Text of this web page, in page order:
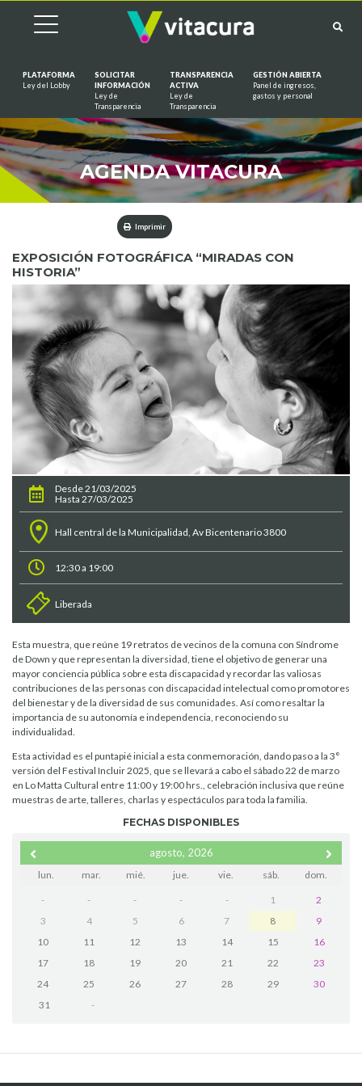
PLATAFORMA
Ley del Lobby
SOLICITAR
INFORMACIÓN
Ley de
Transparencia
TRANSPARENCIA
ACTIVA
Ley de
Transparencia
GESTIÓN ABIERTA
Panel de ingresos,
gastos y personal
AGENDA VITACURA
Imprimir
EXPOSICIÓN FOTOGRÁFICA “MIRADAS CON
HISTORIA”
Desde 21/03/2025
Hasta 27/03/2025
Hall central de la Municipalidad, Av Bicentenario 3800
12:30 a 19:00
Liberada
Esta muestra, que reúne 19 retratos de vecinos de la comuna con Síndrome
de Down y que representan la diversidad, tiene el objetivo de generar una
mayor conciencia pública sobre esta discapacidad y recordar las valiosas
contribuciones de las personas con discapacidad intelectual como promotores
del bienestar y de la diversidad de sus comunidades. Así como resaltar la
importancia de su autonomía e independencia, reconociendo su
individualidad.
Esta actividad es el puntapié inicial a esta conmemoración, dando paso a la 3°
versión del Festival Incluir 2025, que se llevará a cabo el sábado 22 de marzo
en Lo Matta Cultural entre 11:00 y 19:00 hrs., celebración inclusiva que reúne
muestras de arte, talleres, charlas y espectáculos para toda la familia.
FECHAS DISPONIBLES
agosto, 2026
lun. mar. mié. jue. vie. sáb. dom.
- - - - - 1
2
3
4 5 6 7 8
9
10
11 12 13 14 15
16
17
18 19 20 21 22
23
24
25 26 27 28 29
30
31
-